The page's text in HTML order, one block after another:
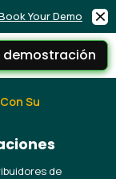
Your Demo
demostración
Su
de